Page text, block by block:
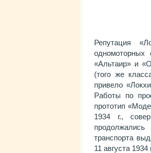
Репутация
одномоторных
«Альтаир» и
(того же
привело
Работы по
прототип
1934 г.,
транспорта
11 августа 1934